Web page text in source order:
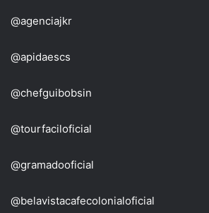
@agenciajkr
@apidaescs
@chefguibobsin
@tourfaciloficial
@gramadooficial
@belavistacafecolonialoficial